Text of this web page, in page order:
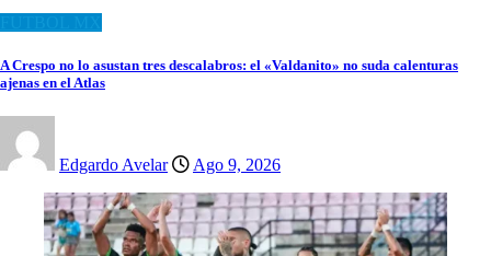
A Crespo no lo asustan tres descalabros: el «Valdanito» no suda calenturas
ajenas en el Atlas
Edgardo Avelar Ago 9, 2026